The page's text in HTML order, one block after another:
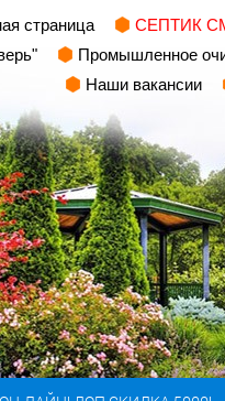
страница СЕПТИК
Промышленное
Наши вакансии